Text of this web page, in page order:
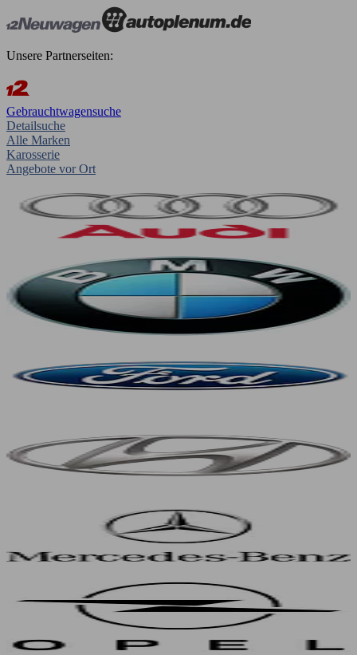
Unsere Partnerseiten:
Gebrauchtwagensuche
Detailsuche
Alle Marken
Karosserie
Angebote vor Ort